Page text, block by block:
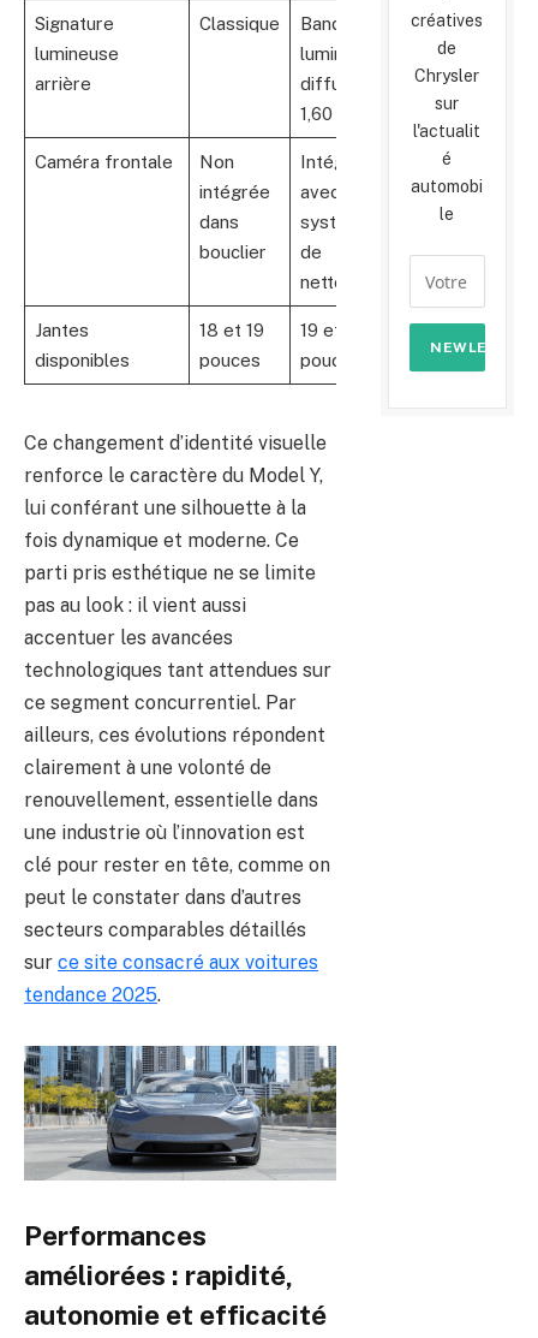
Signature
lumineuse
arrière
Classique
Bandeau
lumineux
diffusé
1,60 m
Caméra frontale
Non
intégrée
dans
bouclier
Intégrée
avec
système
de
nettoyage
Jantes
disponibles
18 et 19
pouces
19 et 20
pouces
Ce changement d’identité visuelle
renforce le caractère du Model Y,
lui conférant une silhouette à la
fois dynamique et moderne. Ce
parti pris esthétique ne se limite
pas au look : il vient aussi
accentuer les avancées
technologiques tant attendues sur
ce segment concurrentiel. Par
ailleurs, ces évolutions répondent
clairement à une volonté de
renouvellement, essentielle dans
une industrie où l’innovation est
clé pour rester en tête, comme on
peut le constater dans d’autres
secteurs comparables détaillés
sur ce site consacré aux voitures
tendance 2025.
Performances
améliorées : rapidité,
autonomie et efficacité
créatives
de
Chrysler
sur
l'actualit
é
automobi
le